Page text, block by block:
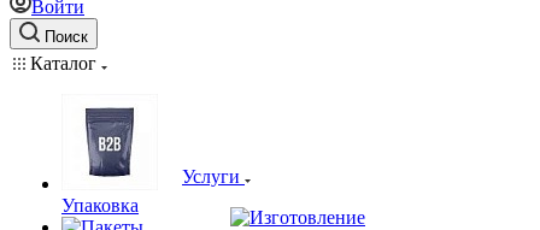
Войти
Поиск
Каталог
Упаковка
Услуги